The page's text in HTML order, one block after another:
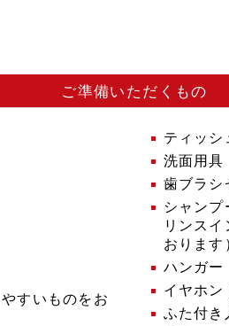
ご準備いただくもの
すいものをお
ティッシ
洗面用具
歯ブラシ
シャン
リンス
おります
ハンガー
イヤホン
ふた付き